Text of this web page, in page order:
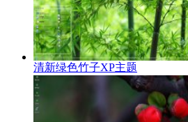
清新绿色竹子XP主题